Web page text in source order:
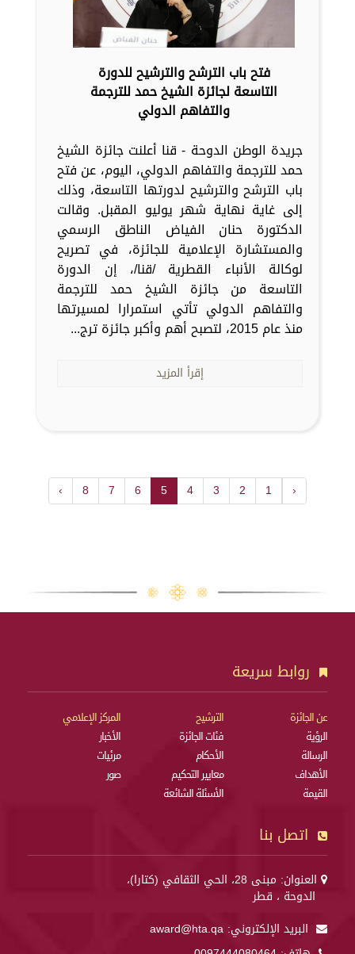
فتح باب الترشح والترشيح للدورة
التاسعة لجائزة الشيخ حمد للترجمة
والتفاهم الدولي
جريدة الوطن الدوحة - قنا أعلنت جائزة الشيخ
حمد للترجمة والتفاهم الدولي، اليوم، عن فتح
باب الترشح والترشيح لدورتها التاسعة، وذلك
إلى غاية نهاية شهر يوليو المقبل. وقالت
الدكتورة حنان الفياض الناطق الرسمي
والمستشارة الإعلامية للجائزة، في تصريح
لوكالة الأنباء القطرية /قنا/، إن الدورة
التاسعة من جائزة الشيخ حمد للترجمة
والتفاهم الدولي تأتي استمرارا لمسيرتها
منذ عام 2015، لتصبح أهم وأكبر جائزة ترج...
إقرأ المزيد
‹
1
2
3
4
5
6
7
8
›
روابط سريعة
عن الجائزة
الرؤية
الرسالة
الأهداف
القيمة
الترشيح
فئات الجائزة
الأحكام
معايير التحكيم
الأسئلة الشائعة
المركز الإعلامي
الأخبار
مرئيات
صور
اتصل بنا
العنوان: مبنى 28، الحي الثقافي (كتارا)،
الدوحة ، قطر
البريد الإلكتروني: award@hta.qa